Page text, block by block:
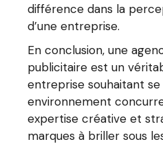
différence dans la
d’une entreprise.
En conclusion, une
publicitaire est un
entreprise souhaitant
environnement
expertise créative et
marques à briller sous